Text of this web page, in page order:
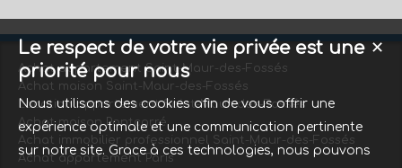
Achat appartement Saint-Maur-des-Fossés
Achat maison Saint-Maur-des-Fossés
Location appartement Saint-Maur-des-Fossés
Achat maison Pontcarré
Achat immobilier professionnel Saint-Maur-des-Fossés
Achat appartement Paris
✕
Le respect de votre vie privée est une
priorité pour nous
Nous utilisons des cookies afin de vous offrir une
expérience optimale et une communication pertinente
sur notre site. Grace à ces technologies, nous pouvons